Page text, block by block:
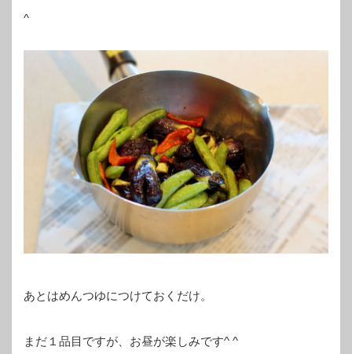
^
あとはめんつゆにつけておくだけ。
まだ１品目ですが、お昼が楽しみです^ ^